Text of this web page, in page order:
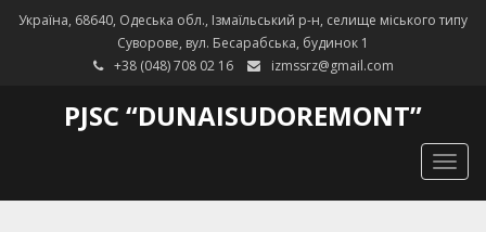
Україна, 68640, Одеська обл., Ізмаїльський р-н, селище міського типу
Суворове, вул. Бесарабська, будинок 1
+38 (048) 708 02 16
izmssrz@gmail.com
PJSC “DUNAISUDOREMONT”